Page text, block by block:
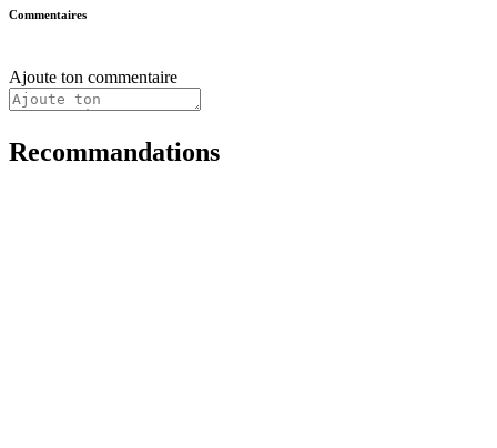
Commentaires
Ajoute ton commentaire
Recommandations